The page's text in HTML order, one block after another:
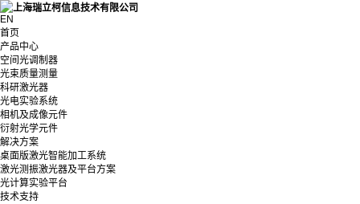
EN
首页
产品中心
空间光调制器
光束质量测量
科研激光器
光电实验系统
相机及成像元件
衍射光学元件
解决方案
桌面版激光智能加工系统
激光测振激光器及平台方案
光计算实验平台
技术支持